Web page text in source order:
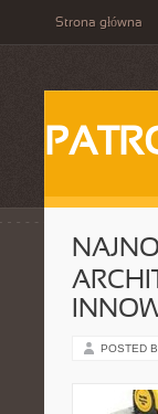
Strona główna
POSTED